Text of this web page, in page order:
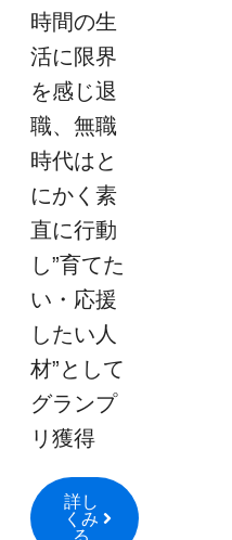
時間の生
活に限界
を感じ退
職、無職
時代はと
にかく素
直に行動
し”育てた
い・応援
したい人
材”として
グランプ
リ獲得
詳し
くみ
る